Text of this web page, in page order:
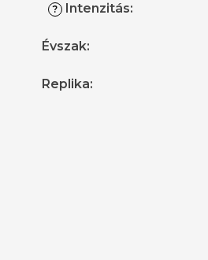
? Intenzitás:
Évszak:
Replika: